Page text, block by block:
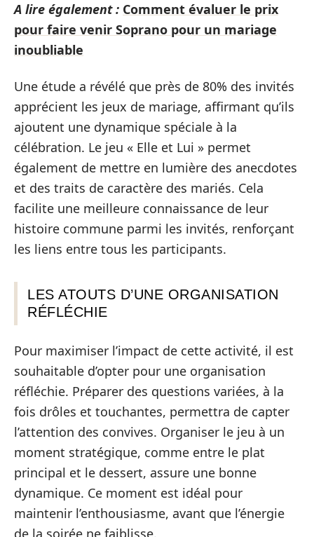
A lire également : Comment évaluer le prix
pour faire venir Soprano pour un mariage
inoubliable
Une étude a révélé que près de 80% des invités
apprécient les jeux de mariage, affirmant qu’ils
ajoutent une dynamique spéciale à la
célébration. Le jeu « Elle et Lui » permet
également de mettre en lumière des anecdotes
et des traits de caractère des mariés. Cela
facilite une meilleure connaissance de leur
histoire commune parmi les invités, renforçant
les liens entre tous les participants.
LES ATOUTS D’UNE ORGANISATION
RÉFLÉCHIE
Pour maximiser l’impact de cette activité, il est
souhaitable d’opter pour une organisation
réfléchie. Préparer des questions variées, à la
fois drôles et touchantes, permettra de capter
l’attention des convives. Organiser le jeu à un
moment stratégique, comme entre le plat
principal et le dessert, assure une bonne
dynamique. Ce moment est idéal pour
maintenir l’enthousiasme, avant que l’énergie
de la soirée ne faiblisse.